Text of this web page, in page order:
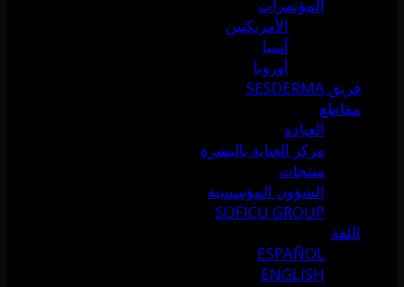
المؤتمرات
الأمريكتين
آسيا
أوروبا
فريق SESDERMA
مقاطع
العيادة
مركز العناية بالبشرة
منتجات
الشؤون المؤسسية
SOFICU GROUP
اللغة
ESPAÑOL
ENGLISH